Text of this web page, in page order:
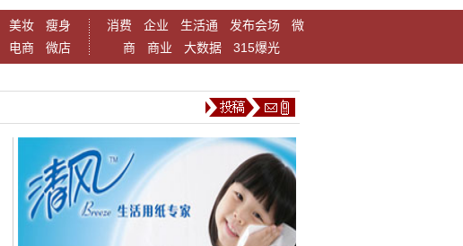
美妆
瘦身
电商 微店
消费 企业 生活通 发布会场
微
商
商业 大数据 315爆光